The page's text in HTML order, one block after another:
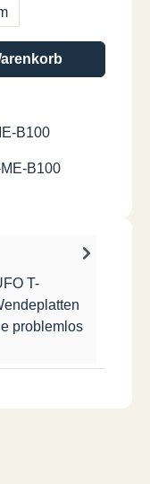
gewünschten
B100
B100
T-
problemlos